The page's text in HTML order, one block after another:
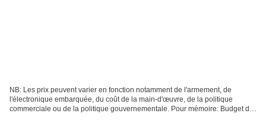
NB: Les prix peuvent varier en fonction notamment de l'armement, de
l'électronique embarquée, du coût de la main-d'œuvre, de la politique
commerciale ou de la politique gouvernementale. Pour mémoire: Budget de